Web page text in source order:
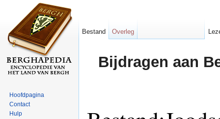
Bijdragen aan
Bestand Overleg
Hoofdpagina
Contact
Hulp